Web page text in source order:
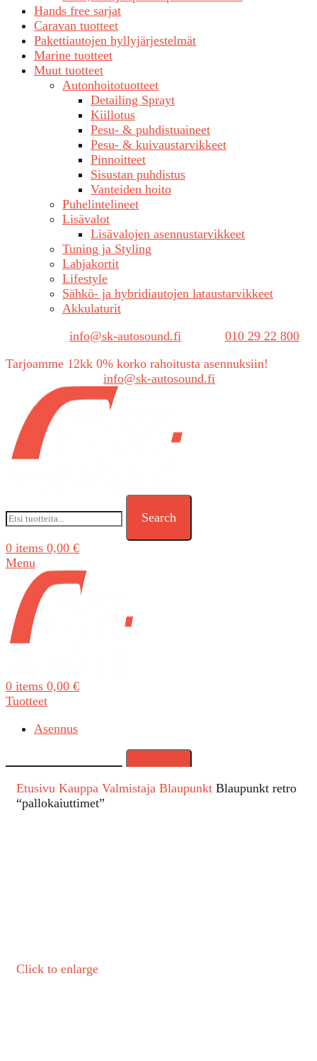
Hands free sarjat
Caravan tuotteet
Pakettiautojen hyllyjärjestelmät
Marine tuotteet
Muut tuotteet
Autonhoitotuotteet
Detailing Sprayt
Kiillotus
Pesu- & puhdistuaineet
Pesu- & kuivaustarvikkeet
Pinnoitteet
Sisustan puhdistus
Vanteiden hoito
Puhelintelineet
Lisävalot
Lisävalojen asennustarvikkeet
Tuning ja Styling
Lahjakortit
Lifestyle
Sähkö- ja hybridiautojen lataustarvikkeet
Akkulaturit
info@sk-autosound.fi
010 29 22 800
Tarjoamme 12kk 0% korko rahoitusta asennuksiin!
info@sk-autosound.fi
Search
0 items 0,00 €
Menu
0 items 0,00 €
Tuotteet
Asennus
Etusivu Kauppa Valmistaja Blaupunkt Blaupunkt retro
“pallokaiuttimet”
Click to enlarge